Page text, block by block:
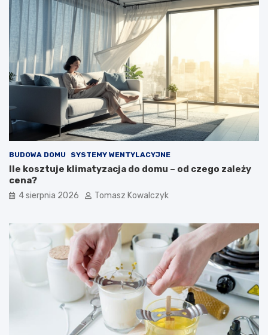
BUDOWA DOMU SYSTEMY WENTYLACYJNE
Ile kosztuje klimatyzacja do domu – od czego zależy
cena?
4 sierpnia 2026 Tomasz Kowalczyk